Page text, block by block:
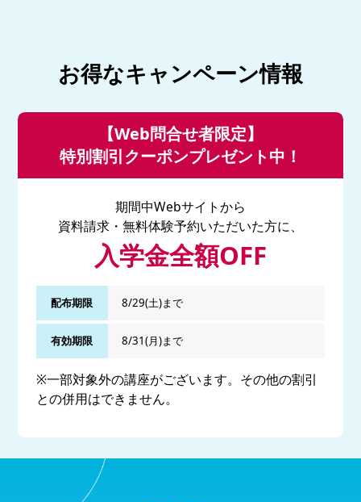
お得なキャンペーン情報
【Web問合せ者限定】
特別割引クーポンプレゼント中！
期間中Webサイトから
資料請求・無料体験予約いただいた方に、
入学金全額OFF
配布期限 8/29(土)まで
有効期限 8/31(月)まで
※一部対象外の講座がございます。その他の割引
との併用はできません。